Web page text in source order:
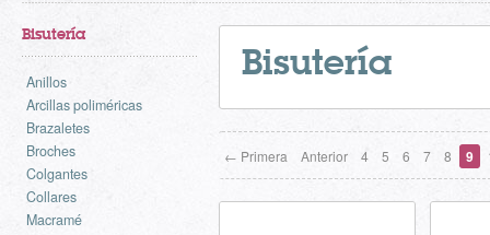
Bisutería
Anillos
Arcillas poliméricas
Brazaletes
Broches
Colgantes
Collares
Macramé
Bisutería
← Primera Anterior 4 5 6 7 8 9